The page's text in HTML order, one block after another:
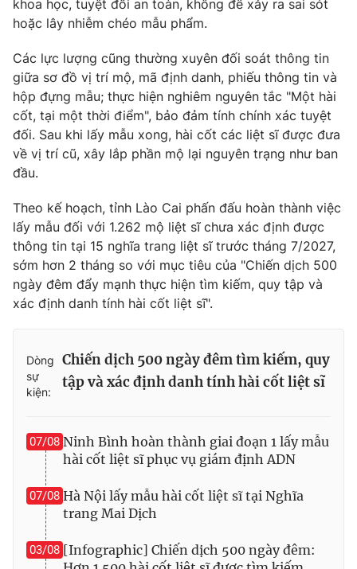
VTV Sức khoẻ Bất động sản
Thị trường 24h Tấm lòng Việt
VTV4 Vươn mình bằng AI
VTV9 VTV8
Liên hệ tòa soạn English
THỜI BÁO VTV
Theo dõi báo trên
Cơ quan báo chí:Thời báo VTV
Giấy phép hoạt động báo in và báo điện tử số 483/GP-BTTTT
cấp ngày 29/12/2023
Tổng Biên tập:Vũ Thanh Thủy
Phó Tổng Biên tập:Nguyễn Thị Mỹ Hạnh, Phạm Quốc Thắng,
Nguyễn Trọng Ninh
Tổng đài VTV:024.38 355 931 - 024.38 355 932
khoa học, tuyệt đối an toàn, không để xảy ra sai sót
hoặc lây nhiễm chéo mẫu phẩm.
Các lực lượng cũng thường xuyên đối soát thông tin
giữa sơ đồ vị trí mộ, mã định danh, phiếu thông tin và
hộp đựng mẫu; thực hiện nghiêm nguyên tắc "Một hài
cốt, tại một thời điểm", bảo đảm tính chính xác tuyệt
đối. Sau khi lấy mẫu xong, hài cốt các liệt sĩ được đưa
về vị trí cũ, xây lắp phần mộ lại nguyên trạng như ban
đầu.
Theo kế hoạch, tỉnh Lào Cai phấn đấu hoàn thành việc
lấy mẫu đối với 1.262 mộ liệt sĩ chưa xác định được
thông tin tại 15 nghĩa trang liệt sĩ trước tháng 7/2027,
sớm hơn 2 tháng so với mục tiêu của "Chiến dịch 500
ngày đêm đẩy mạnh thực hiện tìm kiếm, quy tập và
xác định danh tính hài cốt liệt sĩ".
Dòng
sự
kiện:
Chiến dịch 500 ngày đêm tìm kiếm, quy
tập và xác định danh tính hài cốt liệt sĩ
07/08 Ninh Bình hoàn thành giai đoạn 1 lấy mẫu
hài cốt liệt sĩ phục vụ giám định ADN
07/08 Hà Nội lấy mẫu hài cốt liệt sĩ tại Nghĩa
trang Mai Dịch
03/08 [Infographic] Chiến dịch 500 ngày đêm: